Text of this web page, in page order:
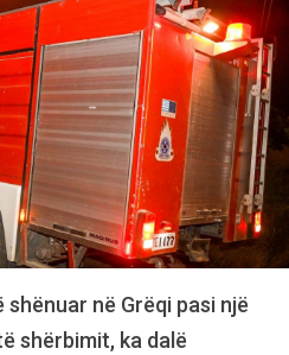
në Grëqi pasi një
shërbimit, ka dalë